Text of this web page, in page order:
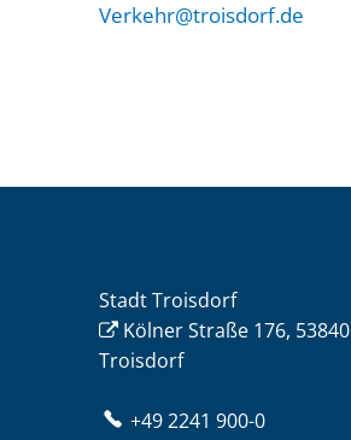
Verkehr@troisdorf.de
Stadt Troisdorf
Kölner Straße 176, 53840
Troisdorf
+49 2241 900-0